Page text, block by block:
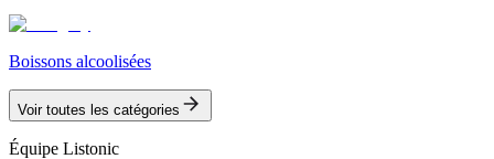
Boissons alcoolisées
Voir toutes les catégories
Équipe Listonic